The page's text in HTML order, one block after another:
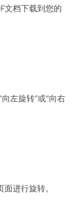
文档下载到您的
左旋转”或“向右
进行旋转。